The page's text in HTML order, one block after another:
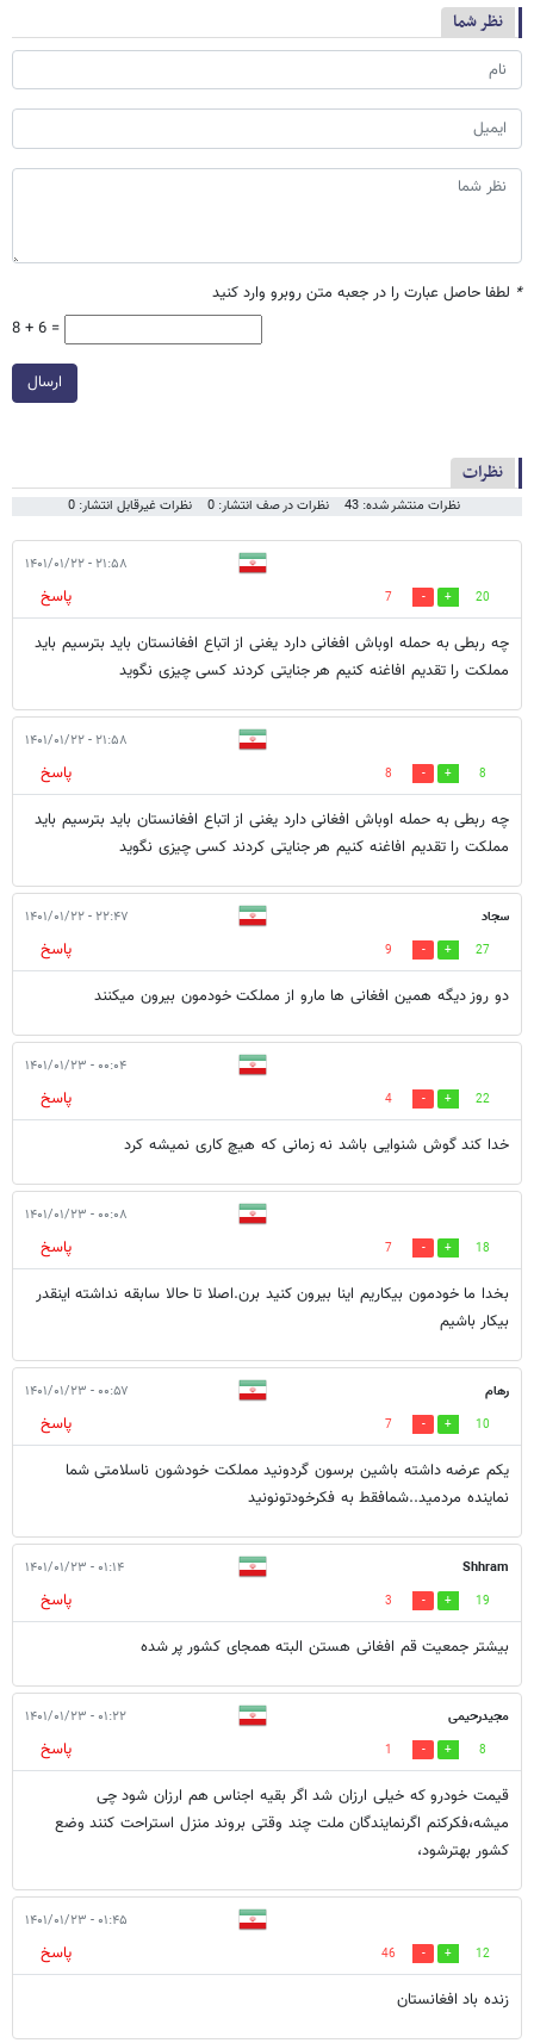
نظر شما
* لطفا حاصل عبارت را در جعبه متن روبرو وارد کنید
8 + 6 =
ارسال
نظرات
نظرات منتشر شده: 43 نظرات در صف انتشار: 0 نظرات غیرقابل انتشار: 0
۲۱:۵۸ - ۱۴۰۱/۰۱/۲۲
20
7
پاسخ
چه ربطی به حمله اوباش افغانی دارد یغنی از اتباع افغانستان باید بترسیم باید
مملکت را تقدیم افاغنه کنیم هر جنایتی کردند کسی چیزی نگوید
۲۱:۵۸ - ۱۴۰۱/۰۱/۲۲
8
8
پاسخ
چه ربطی به حمله اوباش افغانی دارد یغنی از اتباع افغانستان باید بترسیم باید
مملکت را تقدیم افاغنه کنیم هر جنایتی کردند کسی چیزی نگوید
سجاد ۲۲:۴۷ - ۱۴۰۱/۰۱/۲۲
27
9
پاسخ
دو روز دیگه همین افغانی ها مارو از مملکت خودمون بیرون میکنند
۰۰:۰۴ - ۱۴۰۱/۰۱/۲۳
22
4
پاسخ
خدا کند گوش شنوایی باشد نه زمانی که هیچ کاری نمیشه کرد
۰۰:۰۸ - ۱۴۰۱/۰۱/۲۳
18
7
پاسخ
بخدا ما خودمون بیکاریم اینا بیرون کنید برن.اصلا تا حالا سابقه نداشته اینقدر
بیکار باشیم
رهام ۰۰:۵۷ - ۱۴۰۱/۰۱/۲۳
10
7
پاسخ
یکم عرضه داشته باشین برسون گردونید مملکت خودشون ناسلامتی شما
نماینده مردمید..شمافقط به فکرخودتونونید
Shhram ۰۱:۱۴ - ۱۴۰۱/۰۱/۲۳
19
3
پاسخ
بیشتر جمعیت قم افغانی هستن البته همجای کشور پر شده
مجیدرحیمی ۰۱:۲۲ - ۱۴۰۱/۰۱/۲۳
8
1
پاسخ
قیمت خودرو که خیلی ارزان شد اگر بقیه اجناس هم ارزان شود چی
میشه،فکرکنم اگرنمایندگان ملت چند وقتی بروند منزل استراحت کنند وضع
کشور بهترشود،
۰۱:۴۵ - ۱۴۰۱/۰۱/۲۳
12
46
پاسخ
زنده باد افغانستان